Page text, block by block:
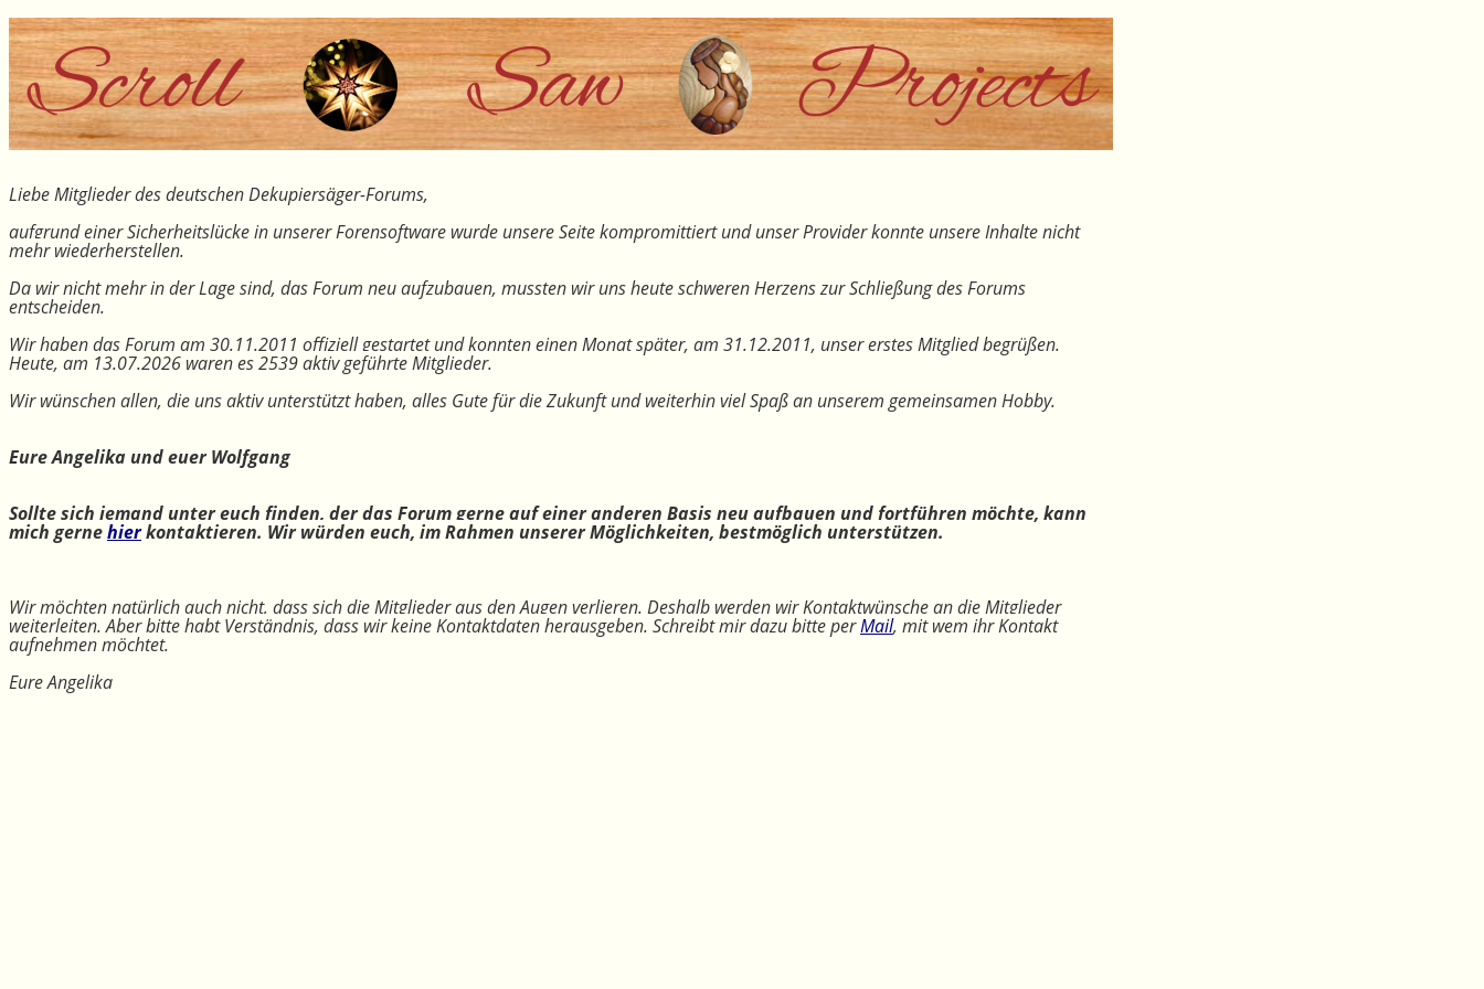
Liebe Mitglieder des deutschen Dekupiersäger-Forums,
aufgrund einer Sicherheitslücke in unserer Forensoftware wurde unsere Seite kompromittiert und unser Provider konnte unsere Inhalte nicht
mehr wiederherstellen.
Da wir nicht mehr in der Lage sind, das Forum neu aufzubauen, mussten wir uns heute schweren Herzens zur Schließung des Forums
entscheiden.
Wir haben das Forum am 30.11.2011 offiziell gestartet und konnten einen Monat später, am 31.12.2011, unser erstes Mitglied begrüßen.
Heute, am 13.07.2026 waren es 2539 aktiv geführte Mitglieder.
Wir wünschen allen, die uns aktiv unterstützt haben, alles Gute für die Zukunft und weiterhin viel Spaß an unserem gemeinsamen Hobby.
Eure Angelika und euer Wolfgang
Sollte sich jemand unter euch finden, der das Forum gerne auf einer anderen Basis neu aufbauen und fortführen möchte, kann
mich gernehierkontaktieren. Wir würden euch, im Rahmen unserer Möglichkeiten, bestmöglich unterstützen.
Wir möchten natürlich auch nicht, dass sich die Mitglieder aus den Augen verlieren. Deshalb werden wir Kontaktwünsche an die Mitglieder
weiterleiten. Aber bitte habt Verständnis, dass wir keine Kontaktdaten herausgeben. Schreibt mir dazu bitte perMail, mit wem ihr Kontakt
aufnehmen möchtet.
Eure Angelika